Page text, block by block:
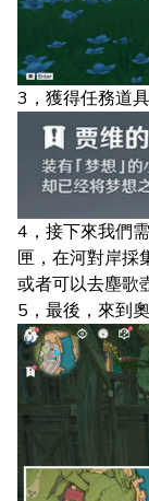
3，獲得任務道
4，接下來我們
匣，在河對岸採
或者可以去塵歌
5，最後，來到